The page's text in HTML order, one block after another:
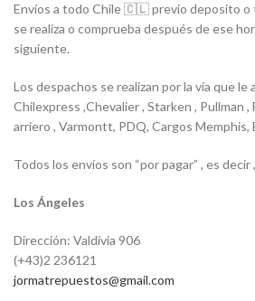
Envíos a todo Chile 🇨🇱 previo deposito o
se realiza o comprueba después de ese
siguiente.
Los despachos se realizan por la vía que le
Chilexpress ,Chevalier , Starken , Pullman ,
arriero , Varmontt, PDQ, Cargos Memphis,
Todos los envíos son “por pagar” , es decir
Los Ángeles
Dirección: Valdivia 906
(+43)2 236121
jormatrepuestos@gmail.com